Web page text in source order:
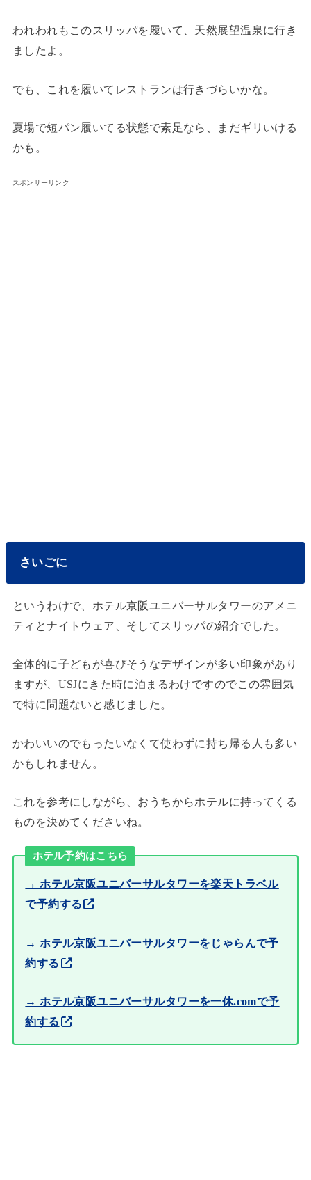
われわれもこのスリッパを履いて、天然展望温泉に行き
ましたよ。
でも、これを履いてレストランは行きづらいかな。
夏場で短パン履いてる状態で素足なら、まだギリいける
かも。
スポンサーリンク
さいごに
というわけで、ホテル京阪ユニバーサルタワーのアメニ
ティとナイトウェア、そしてスリッパの紹介でした。
全体的に子どもが喜びそうなデザインが多い印象があり
ますが、USJにきた時に泊まるわけですのでこの雰囲気
で特に問題ないと感じました。
かわいいのでもったいなくて使わずに持ち帰る人も多い
かもしれません。
これを参考にしながら、おうちからホテルに持ってくる
ものを決めてくださいね。
ホテル予約はこちら
→ ホテル京阪ユニバーサルタワーを楽天トラベル
で予約する
→ ホテル京阪ユニバーサルタワーをじゃらんで予
約する
→ ホテル京阪ユニバーサルタワーを一休.comで予
約する